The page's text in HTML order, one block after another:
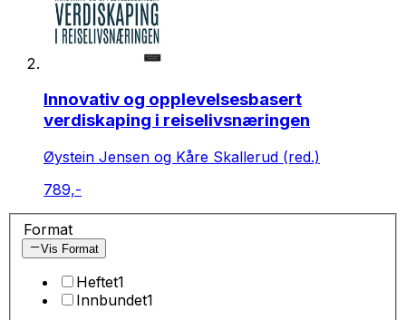
Innovativ og opplevelsesbasert
verdiskaping i reiselivsnæringen
Øystein Jensen og Kåre Skallerud (red.)
789,-
Format
Vis Format
Heftet1
Innbundet1